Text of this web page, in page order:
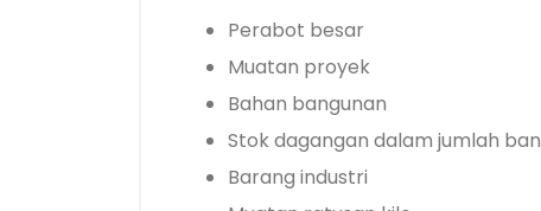
Perabot besar
Muatan proyek
Bahan bangunan
Stok dagangan dalam jumlah
Barang industri